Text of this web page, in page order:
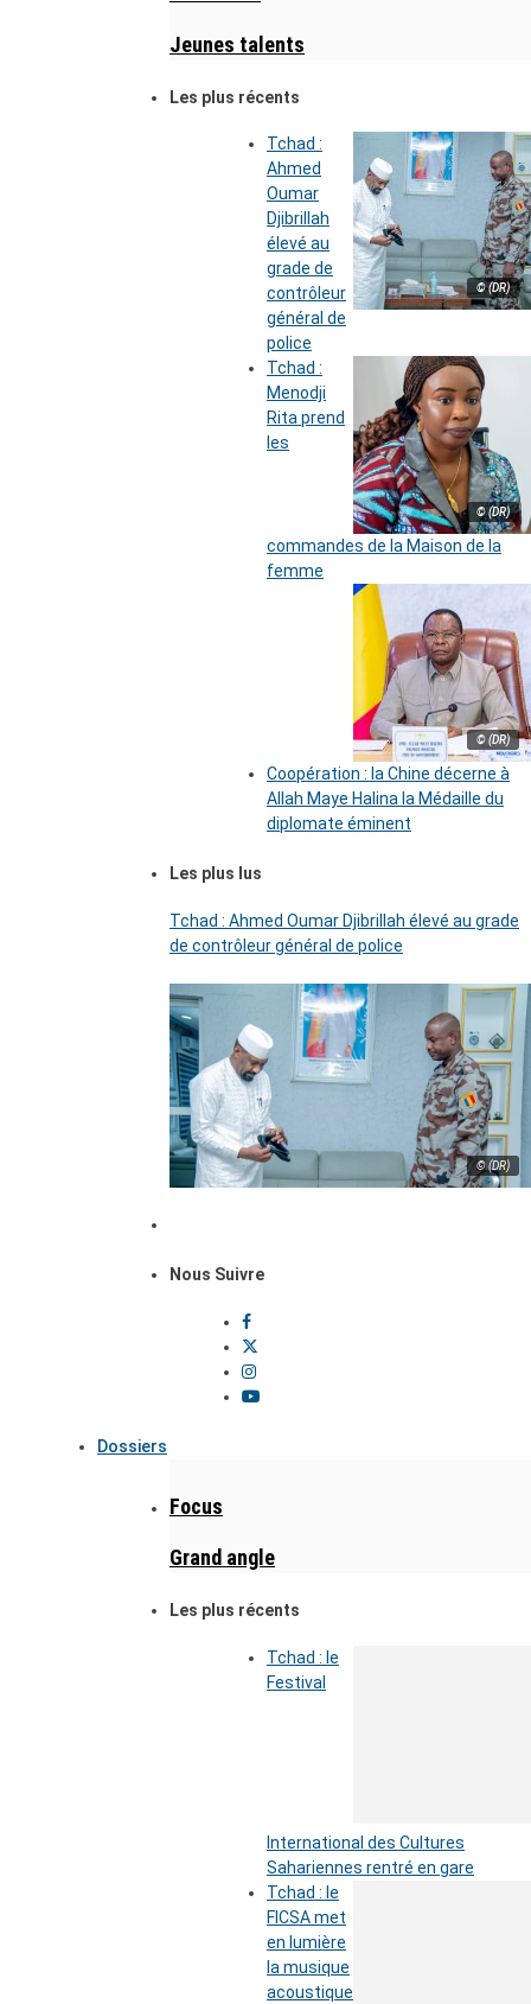
Jeunes talents
Les plus récents
© (DR)
Tchad :
Ahmed
Oumar
Djibrillah
élevé au
grade de
contrôleur
général de
police
© (DR)
Tchad :
Menodji
Rita prend
les
commandes de la Maison de la
femme
© (DR)
Coopération : la Chine décerne à
Allah Maye Halina la Médaille du
diplomate éminent
Les plus lus
Tchad : Ahmed Oumar Djibrillah élevé au grade
de contrôleur général de police
© (DR)
Nous Suivre
Dossiers
Focus
Grand angle
Les plus récents
Tchad : le
Festival
International des Cultures
Sahariennes rentré en gare
Tchad : le
FICSA met
en lumière
la musique
acoustique